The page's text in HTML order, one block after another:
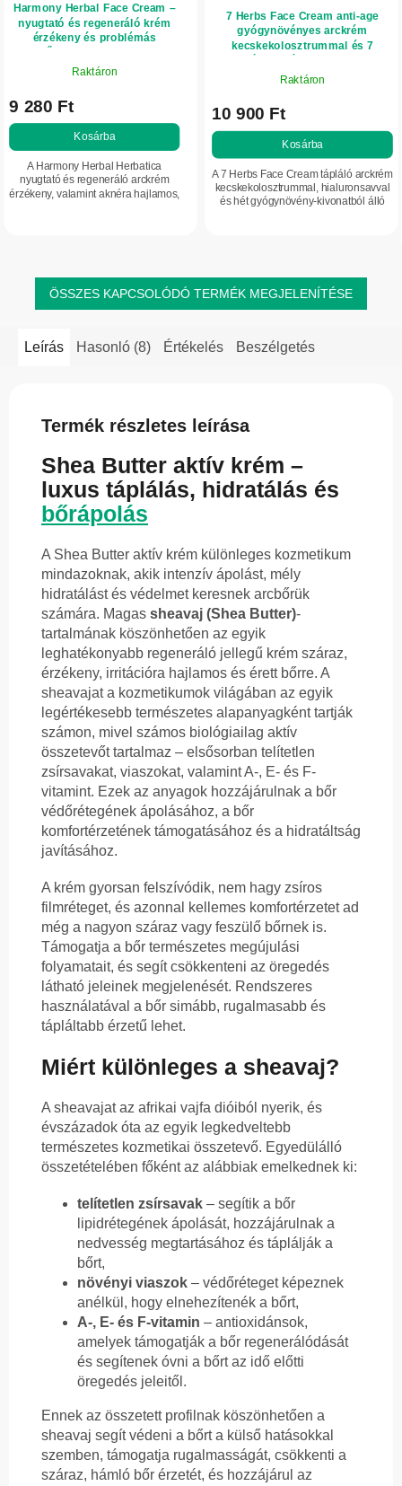
Harmony Herbal Face Cream –
nyugtató és regeneráló krém
érzékeny és problémás
arcbőrre, 50 ml – Herbatica
Raktáron
9 280 Ft
Kosárba
A Harmony Herbal Herbatica
nyugtató és regeneráló arckrém
érzékeny, valamint aknéra hajlamos,
7 Herbs Face Cream anti-age
gyógynövényes arckrém
kecskekolosztrummal és 7
gyógynövénnyel – 50 ml
Raktáron
10 900 Ft
Kosárba
A 7 Herbs Face Cream tápláló arckrém
kecskekolosztrummal, hialuronsavval
és hét gyógynövény-kivonatból álló
ÖSSZES KAPCSOLÓDÓ TERMÉK MEGJELENÍTÉSE
Leírás Hasonló (8) Értékelés Beszélgetés
Termék részletes leírása
Shea Butter aktív krém –
luxus táplálás, hidratálás és
bőrápolás
A Shea Butter aktív krém különleges kozmetikum
mindazoknak, akik intenzív ápolást, mély
hidratálást és védelmet keresnek arcbőrük
számára. Magas sheavaj (Shea Butter)-
tartalmának köszönhetően az egyik
leghatékonyabb regeneráló jellegű krém száraz,
érzékeny, irritációra hajlamos és érett bőrre. A
sheavajat a kozmetikumok világában az egyik
legértékesebb természetes alapanyagként tartják
számon, mivel számos biológiailag aktív
összetevőt tartalmaz – elsősorban telítetlen
zsírsavakat, viaszokat, valamint A-, E- és F-
vitamint. Ezek az anyagok hozzájárulnak a bőr
védőrétegének ápolásához, a bőr
komfortérzetének támogatásához és a hidratáltság
javításához.
A krém gyorsan felszívódik, nem hagy zsíros
filmréteget, és azonnal kellemes komfortérzetet ad
még a nagyon száraz vagy feszülő bőrnek is.
Támogatja a bőr természetes megújulási
folyamatait, és segít csökkenteni az öregedés
látható jeleinek megjelenését. Rendszeres
használatával a bőr simább, rugalmasabb és
tápláltabb érzetű lehet.
Miért különleges a sheavaj?
A sheavajat az afrikai vajfa dióiból nyerik, és
évszázadok óta az egyik legkedveltebb
természetes kozmetikai összetevő. Egyedülálló
összetételében főként az alábbiak emelkednek ki:
telítetlen zsírsavak – segítik a bőr
lipidrétegének ápolását, hozzájárulnak a
nedvesség megtartásához és táplálják a
bőrt,
növényi viaszok – védőréteget képeznek
anélkül, hogy elnehezítenék a bőrt,
A-, E- és F-vitamin – antioxidánsok,
amelyek támogatják a bőr regenerálódását
és segítenek óvni a bőrt az idő előtti
öregedés jeleitől.
Ennek az összetett profilnak köszönhetően a
sheavaj segít védeni a bőrt a külső hatásokkal
szemben, támogatja rugalmasságát, csökkenti a
száraz, hámló bőr érzetét, és hozzájárul az